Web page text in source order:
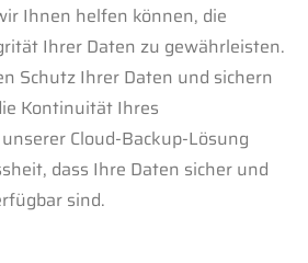
Ihnen helfen können, die
Ihrer Daten zu gewährleisten.
Schutz Ihrer Daten und sichern
Kontinuität Ihres
Cloud-Backup-Lösung
dass Ihre Daten sicher und
sind.